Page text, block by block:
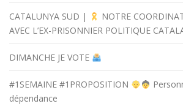
CATALUNYA SUD |
NOTRE
AVEC L’EX-PRISONNIER POLITIQUE
DIMANCHE JE VOTE
#1SEMAINE #1PROPOSITION
dépendance